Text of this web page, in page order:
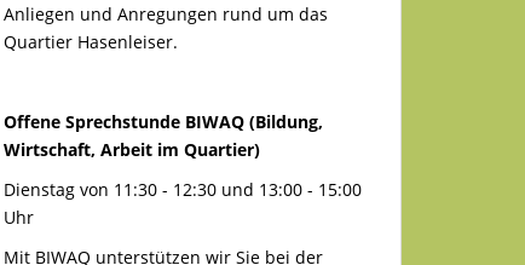
Anliegen und Anregungen rund um das
Quartier Hasenleiser.
Offene Sprechstunde BIWAQ (Bildung,
Wirtschaft, Arbeit im Quartier)
Dienstag von 11:30 - 12:30 und 13:00 - 15:00
Uhr
Mit BIWAQ unterstützen wir Sie bei der